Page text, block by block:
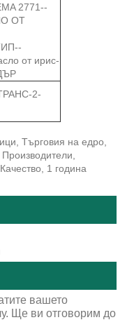
2771--
ОТ
от ирис-
2-
Търговия на едро,
1 година
вашето
Ще ви отговорим до